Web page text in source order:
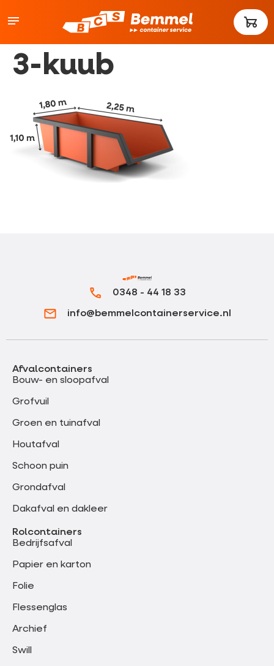
3-kuub
0348 - 44 18 33
info@bemmelcontainerservice.nl
Afvalcontainers
Bouw- en sloopafval
Grofvuil
Groen en tuinafval
Houtafval
Schoon puin
Grondafval
Dakafval en dakleer
Rolcontainers
Bedrijfsafval
Papier en karton
Folie
Flessenglas
Archief
Swill